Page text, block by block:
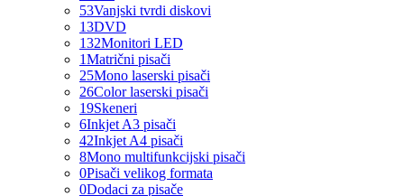
53Vanjski tvrdi diskovi
13DVD
132Monitori LED
1Matrični pisači
25Mono laserski pisači
26Color laserski pisači
19Skeneri
6Inkjet A3 pisači
42Inkjet A4 pisači
8Mono multifunkcijski pisači
0Pisači velikog formata
0Dodaci za pisače